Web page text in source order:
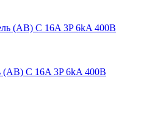
(АВ) C 16A 3P 6kA 400В